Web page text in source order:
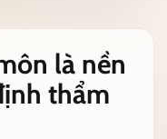
là nền
thẩm